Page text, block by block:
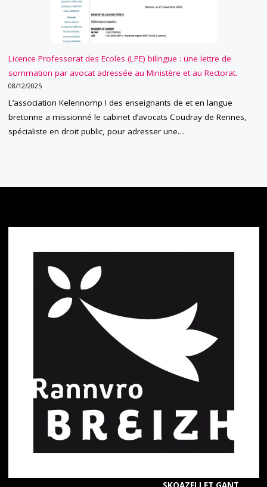
Licence Professorat des Ecoles (LPE) bilingue : une lettre de
sommation par avocat adressée au Ministère et au Rectorat.
08/12/2025
L’association Kelennomp ! des enseignants de et en langue
bretonne a missionné le cabinet d’avocats Coudray de Rennes,
spécialiste en droit public, pour adresser une…